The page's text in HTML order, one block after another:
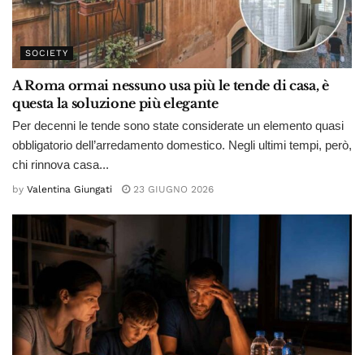
SOCIETY
A Roma ormai nessuno usa più le tende di casa, è
questa la soluzione più elegante
Per decenni le tende sono state considerate un elemento quasi
obbligatorio dell’arredamento domestico. Negli ultimi tempi, però,
chi rinnova casa...
by Valentina Giungati 23 GIUGNO 2026